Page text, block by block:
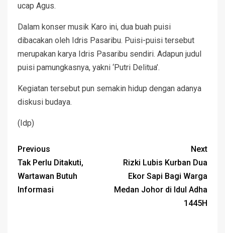
ucap Agus.
Dalam konser musik Karo ini, dua buah puisi
dibacakan oleh Idris Pasaribu. Puisi-puisi tersebut
merupakan karya Idris Pasaribu sendiri. Adapun judul
puisi pamungkasnya, yakni ‘Putri Delitua’.
Kegiatan tersebut pun semakin hidup dengan adanya
diskusi budaya.
(Idp)
Previous
Tak Perlu Ditakuti,
Wartawan Butuh
Informasi
Next
Rizki Lubis Kurban Dua
Ekor Sapi Bagi Warga
Medan Johor di Idul Adha
1445H